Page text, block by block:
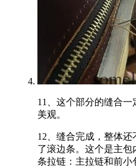
11、这个部分的缝合
美观。
12、缝合完成，整体
了滚边条。这个是主
条拉链：主拉链和前